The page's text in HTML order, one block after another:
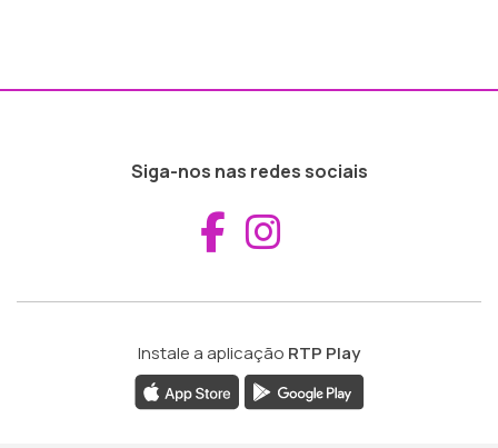
Siga-nos nas redes sociais
Aceder ao
Instale a aplicação RTP Play